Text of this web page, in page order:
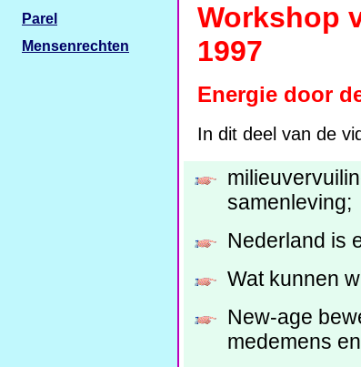
Workshop
1997
Energie door
In dit deel van de
samenleving;
Nederland is
Wat kunnen
New-age
medemens
Parel
Mensenrechten